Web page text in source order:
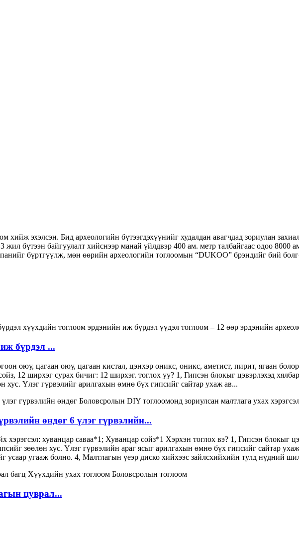
хийж эхэлсэн. Бид археологийн бүтээгдэхүүнийг худалдан авагчдад зориулан
бүтээн байгуулалт хийснээр манай үйлдвэр 400 ам. метр талбайгаас одоо 8000
бүртгүүлж, мөн өөрийн археологийн тоглоомын “DUKOO” брэндийг бий
бүрдэл ...
оюу, цагаан оюу, цагаан кистал, цэнхэр оникс, оникс, аметист, пирит, ягаан
12 ширхэг сурах бичиг: 12 ширхэг. тоглох уу? 1, Гипсэн блокыг цэвэрлэхэд
хус. Үлэг гүрвэлийг арилгахын өмнө бүх гипсийг сайтар ухаж ав...
өндөг 6 үлэг гүрвэлийн...
хэрэгсэл: хуванцар саваа*1; Хуванцар сойз*1 Хэрхэн тоглох вэ? 1, Гипсэн блокыг
зөөлөн хус. Үлэг гүрвэлийн араг ясыг арилгахын өмнө бүх гипсийг сайтар
усаар угааж болно. 4, Малтлагын үеэр диско хийхээс зайлсхийхийн тулд нүдний
цуврал...